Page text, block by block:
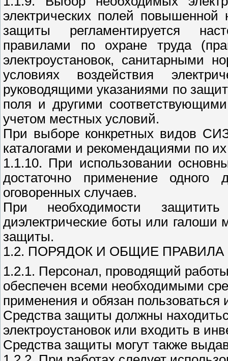
электрических полей повышенной
защиты регламентируется
правилами по охране труда
электроустановок, санитарными
условиях воздействия
руководящими указаниями по
поля и другими
учетом местных условий.
При выборе конкретных видов
каталогами и рекомендациями по
1.1.10. При использовании
достаточно применение одного
оговоренных случаев.
При необходимости
диэлектрические боты или галоши
защиты.
1.2. ПОРЯДОК И ОБЩИЕ
1.2.1. Персонал, проводящий
обеспечен всеми необходимыми
применения и обязан
Средства защиты должны
электроустановок или входить в
Средства защиты могут также